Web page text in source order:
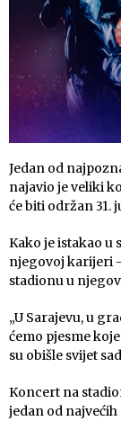
Jedan od
najavio je veliki
će biti održan 31.
Kako je istakao u
njegovoj karijeri
stadionu u
„U Sarajevu, u
ćemo pjesme
su obišle svijet
Koncert na
jedan od